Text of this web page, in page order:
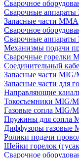
Сварочное
Сварочные аппараты
Запасные части MMA
Сварочное
Сварочные
Механизмы подачи
Сварочные горелки
Соединительный
Запасные части
Запасные части для
Направляющие
Токосъемники MIG/
Газовые сопла MIG/
Пружины для сопла
Диффузоры газовые
Ролики подачи
Шейки горелок
Сварочное